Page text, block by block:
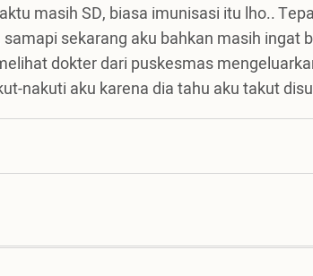
masih SD, biasa imunisasi itu lho..
sekarang aku bahkan masih ingat
dokter dari puskesmas
nakuti aku karena dia tahu aku takut